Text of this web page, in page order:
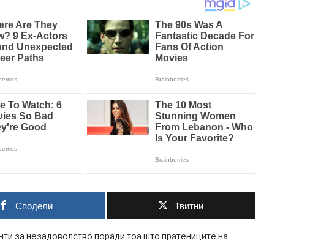
Сподели Твитни
за незадоволство поради тоа што пратениците на